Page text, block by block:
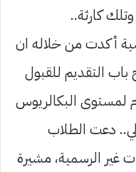
كارثة..
أكدت من خلاله ان
باب التقديم للقبول
الدراسي 2024م – 2023م لمستوى البكالريوس
دعت الطلاب
غير الرسمية، مشيرة